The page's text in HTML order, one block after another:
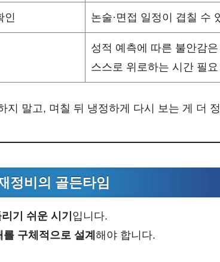
인 논술·면접 일정이 겹칠 수
성적 예측에 따른 불안감
스스로 위로하는 시간 필요
지 말고, 며칠 뒤 냉정하게 다시 보는 게 더
정비의 골든타임
기 쉬운 시기 입니다.
를 구체적으로 설계 해야 합니다.